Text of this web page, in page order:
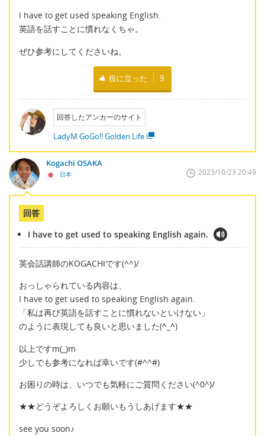
I have to get used speaking English.
英語を話すことに慣れなくちゃ。
ぜひ参考にしてくださいね。
役に立った 9
回答したアンカーのサイト
LadyM GoGo!! Golden Life
Kogachi OSAKA
日本 2023/10/23 20:49
回答
I have to get used to speaking English again.
英会話講師のKOGACHIです(^^)/
おっしゃられている内容は、
I have to get used to speaking English again.
「私は再び英語を話すことに慣れないといけない」
のように表現しても良いと思いました(^_^)
以上ですm(_)m
少しでも参考になれば幸いです(#^^#)
お困りの時は、いつでも気軽にご質問ください(^0^)/
★★どうぞよろしくお願いもうしあげます★★
see you soon♪